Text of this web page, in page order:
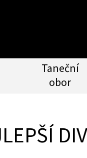
Taneční
obor